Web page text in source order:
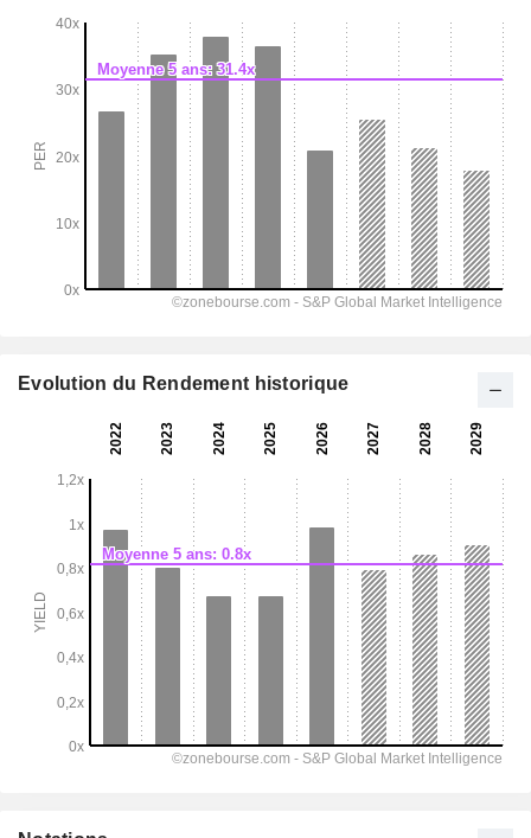
Evolution du Rendement historique